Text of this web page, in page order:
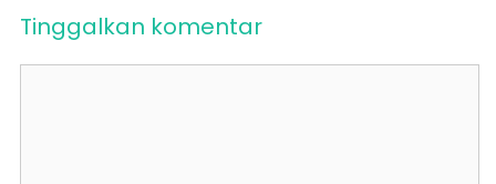
Tinggalkan komentar